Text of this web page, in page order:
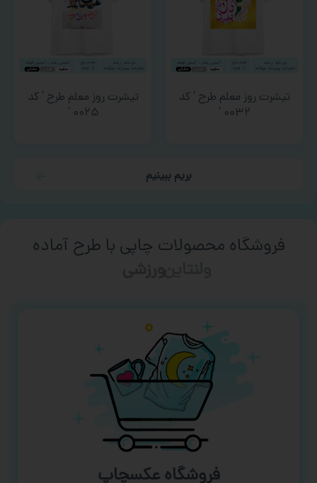
تیشرت روز معلم طرح ‘ کد
۰۰۳۲ ‘
تیشرت روز معلم طرح ‘ کد
۰۰۲۵ ‘
بریم ببینیم
فروشگاه محصولات چاپی با طرح آماده
فروشگاه عکسچاپ